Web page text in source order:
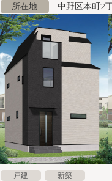
所在地
中野区本町2
戸建 新築